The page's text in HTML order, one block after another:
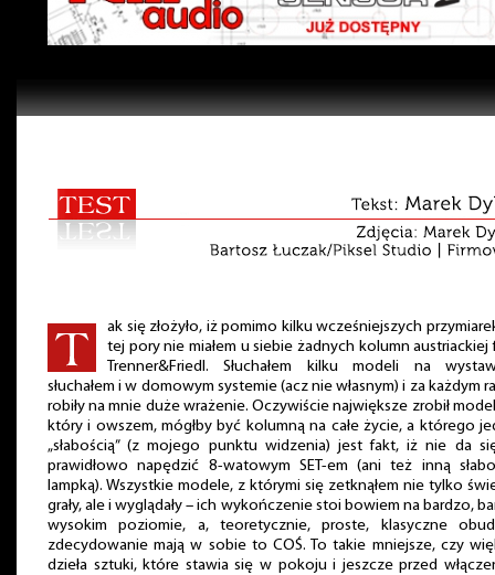
ak się złożyło, iż pomimo kilku wcześniejszych
tej pory nie miałem u siebie żadnych kolumn austriackiej
Trenner&Friedl. Słuchałem kilku modeli na
słuchałem i w domowym systemie (acz nie własnym) i za każdym
robiły na mnie duże wrażenie. Oczywiście największe zrobił model
który i owszem, mógłby być kolumną na całe życie, a którego
„słabością” (z mojego punktu widzenia) jest fakt, iż nie da
prawidłowo napędzić 8-watowym SET-em (ani też inną
lampką). Wszystkie modele, z którymi się zetknąłem nie tylko
grały, ale i wyglądały – ich wykończenie stoi bowiem na bardzo,
wysokim poziomie, a, teoretycznie, proste, klasyczne
zdecydowanie mają w sobie to COŚ. To takie mniejsze, czy
dzieła sztuki, które stawia się w pokoju i jeszcze przed